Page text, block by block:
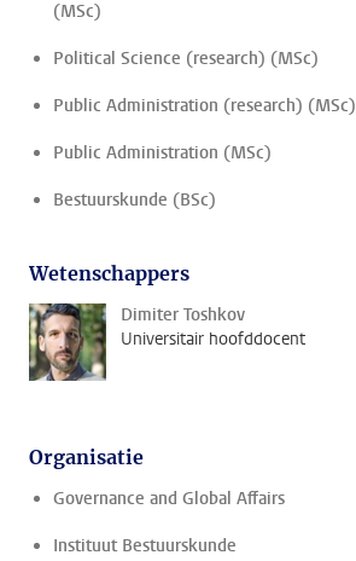
(MSc)
Political Science (research) (MSc)
Public Administration (research) (MSc)
Public Administration (MSc)
Bestuurskunde (BSc)
Wetenschappers
Dimiter Toshkov
Universitair hoofddocent
Organisatie
Governance and Global Affairs
Instituut Bestuurskunde